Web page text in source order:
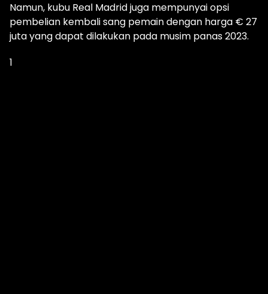
Namun, kubu Real Madrid juga mempunyai opsi
pembelian kembali sang pemain dengan harga € 27
juta yang dapat dilakukan pada musim panas 2023.
1